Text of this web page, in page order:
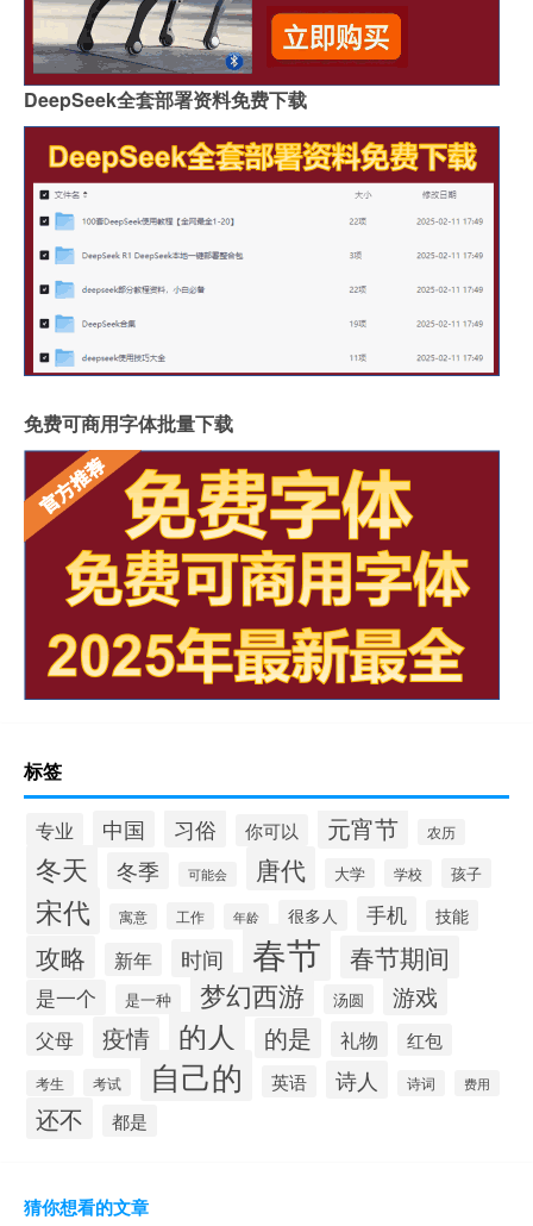
DeepSeek全套部署资料免费下载
免费可商用字体批量下载
标签
专业 中国 习俗 你可以 元宵节 农历
冬天 冬季 可能会 唐代 大学 学校 孩子
宋代 寓意 工作 年龄 很多人 手机 技能
攻略 新年 时间 春节 春节期间
是一个 是一种 梦幻西游 汤圆 游戏
父母 疫情 的人 的是 礼物 红包
考生 考试 自己的 英语 诗人 诗词 费用
还不 都是
猜你想看的文章